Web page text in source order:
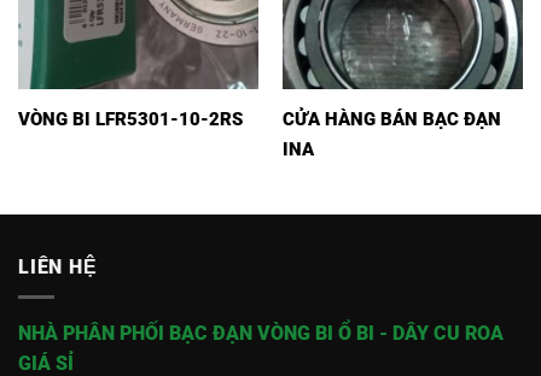
VÒNG BI LFR5301-10-2RS
CỬA HÀNG BÁN BẠC ĐẠN
INA
LIÊN HỆ
NHÀ PHÂN PHỐI BẠC ĐẠN VÒNG BI Ổ BI - DÂY CU ROA
GIÁ SỈ